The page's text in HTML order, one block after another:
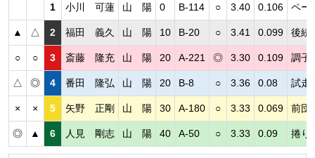
1 小川 可蓮 山 陽 0 B-114 ○ 3.40 0.106 ペー
▲ △ 2 福田 義久 山 陽 10 B-20 ○ 3.41 0.099 後続
○ ○ 3 斎藤 隆充 山 陽 20 A-221 ◎ 3.30 0.109 調子
△ ◎ 4 番田 隆弘 山 陽 20 B-8 ○ 3.36 0.08 試走
× × 5 矢野 正剛 山 陽 30 A-180 ○ 3.33 0.069 前団
◎ ▲ 6 人見 剛志 山 陽 40 A-50 ○ 3.33 0.09 捲り